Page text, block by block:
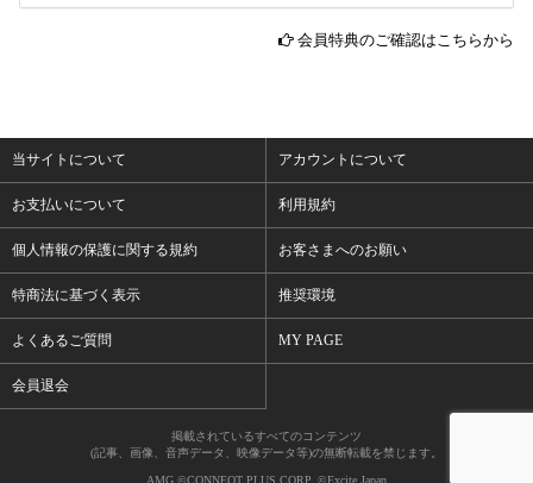
会員特典のご確認はこちらから
当サイトについて アカウントについて
お支払いについて 利用規約
個人情報の保護に関する規約 お客さまへのお願い
特商法に基づく表示 推奨環境
よくあるご質問 MY PAGE
会員退会
掲載されているすべてのコンテンツ
(記事、画像、音声データ、映像データ等)の無断転載を禁じます。
AMG ©CONNEQT PLUS CORP. ©Excite Japan